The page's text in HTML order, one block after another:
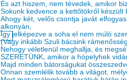
És azt hiszem, nem tévedek, amikor
Sokunk kedvence a kettőtökről készült
Ahogy két, velős csontja javát
alkonyán,
Így jelképezve a soha el nem múló
(Vagy inkább Szuli bácsink
Nehogy véletlenül meghallja, és
SZERETÜNK, amikor a hópelyhek
Majd minden bátorságukat
Onnan szemlélik tovább a világot,